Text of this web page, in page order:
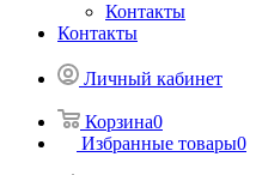
Контакты
Контакты
Личный кабинет
Корзина0
Избранные товары0